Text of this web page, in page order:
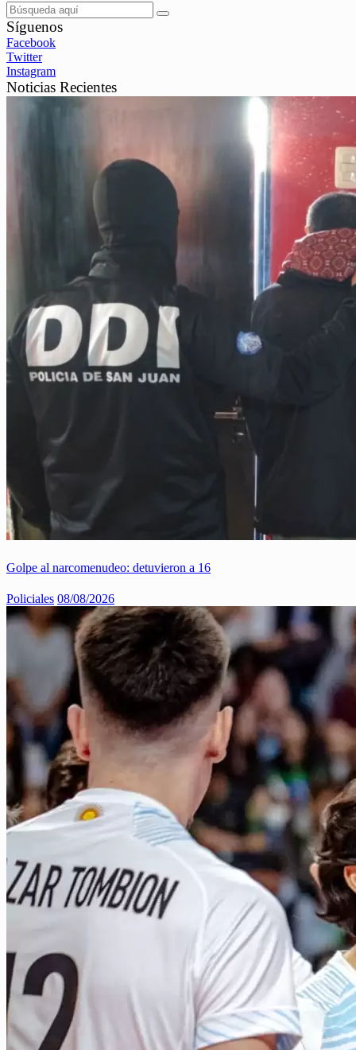
Síguenos
Facebook
Twitter
Instagram
Noticias Recientes
Golpe al narcomenudeo: detuvieron a 16
Policiales 08/08/2026